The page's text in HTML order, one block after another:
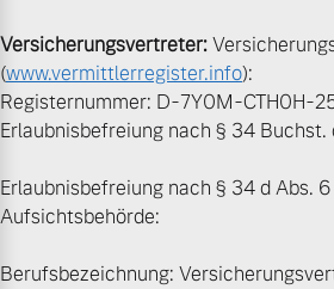
Versicherungsvertreter:
(www.vermittlerregister.info):
Registernummer: D-7Y0M-CTH0H-
Erlaubnisbefreiung nach § 34 Buchst.
Erlaubnisbefreiung nach § 34 d Abs. 6
Aufsichtsbehörde:
Berufsbezeichnung: